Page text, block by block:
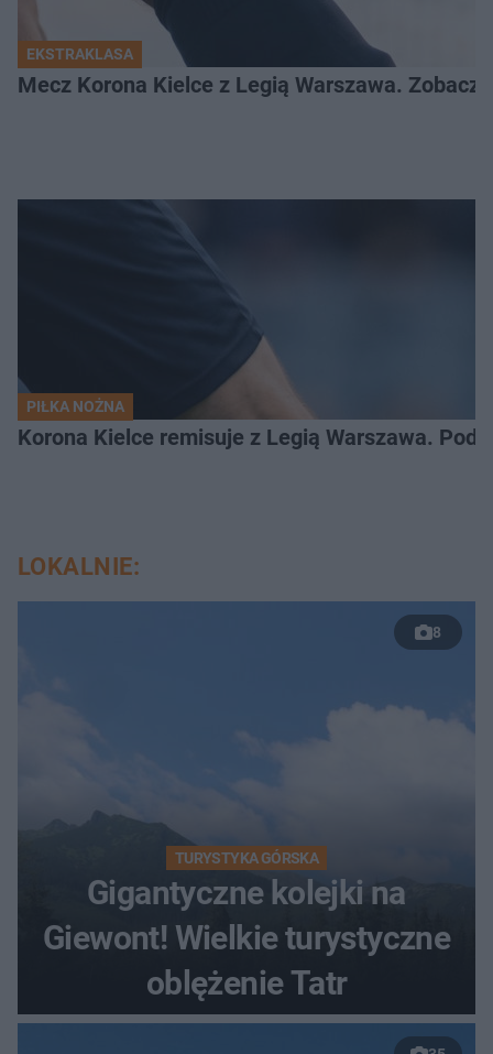
EKSTRAKLASA
Mecz Korona Kielce z Legią Warszawa. Zobacz
PIŁKA NOŻNA
Korona Kielce remisuje z Legią Warszawa.
LOKALNIE:
8
TURYSTYKA GÓRSKA
Gigantyczne kolejki na
Giewont! Wielkie turystyczne
oblężenie Tatr